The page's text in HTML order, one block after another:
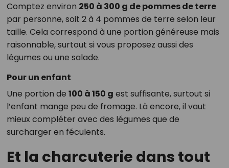
Comptez environ 250 à 300 g de pommes de terre
par personne, soit 2 à 4 pommes de terre selon leur
taille. Cela correspond à une portion généreuse mais
raisonnable, surtout si vous proposez aussi des
légumes ou une salade.
Pour un enfant
Une portion de 100 à 150 g est suffisante, surtout si
l’enfant mange peu de fromage. Là encore, il vaut
mieux compléter avec des légumes que de
surcharger en féculents.
Et la charcuterie dans tout